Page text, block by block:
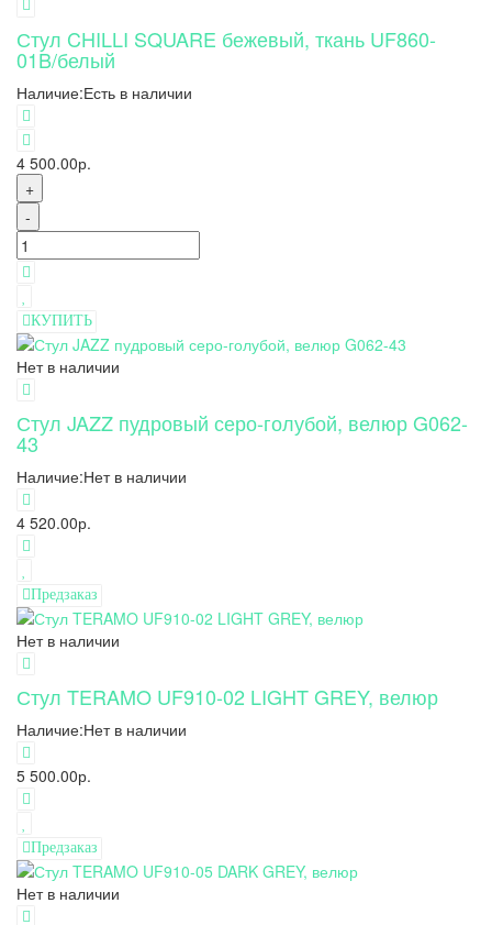
Стул CHILLI SQUARE бежевый, ткань UF860-
01B/белый
Наличие:Есть в наличии
4 500.00р.
+
-
КУПИТЬ
Нет в наличии
Стул JAZZ пудровый серо-голубой, велюр G062-
43
Наличие:Нет в наличии
4 520.00р.
Предзаказ
Нет в наличии
Стул TERAMO UF910-02 LIGHT GREY, велюр
Наличие:Нет в наличии
5 500.00р.
Предзаказ
Нет в наличии